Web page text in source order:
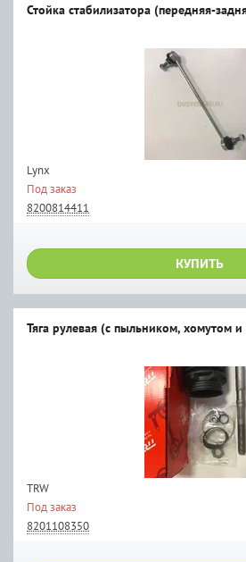
Стойка стабилизатора (передняя-
Lynx
Под заказ
8200814411
КУПИТЬ
Тяга рулевая (с пыльником, хомутом и
TRW
Под заказ
8201108350